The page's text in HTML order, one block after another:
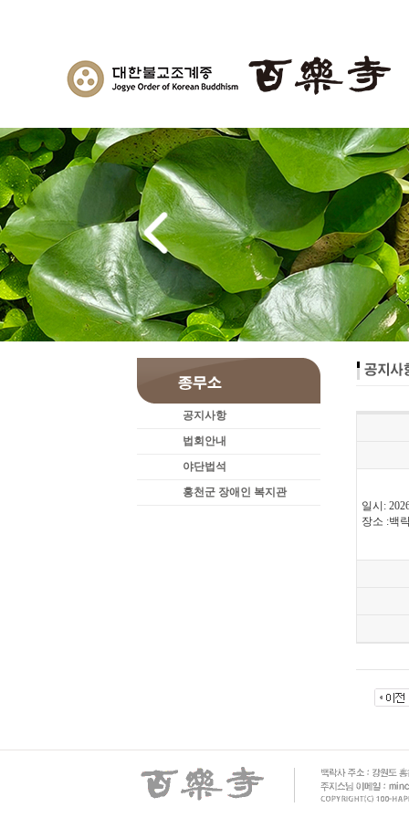
공지사항
법회안내
야단법석
홍천군 장애인 복지관
일시:
장소 :백